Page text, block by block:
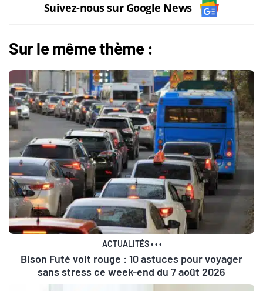
Suivez-nous sur Google News
Sur le même thème :
ACTUALITÉS•••
Bison Futé voit rouge : 10 astuces pour voyager
sans stress ce week-end du 7 août 2026